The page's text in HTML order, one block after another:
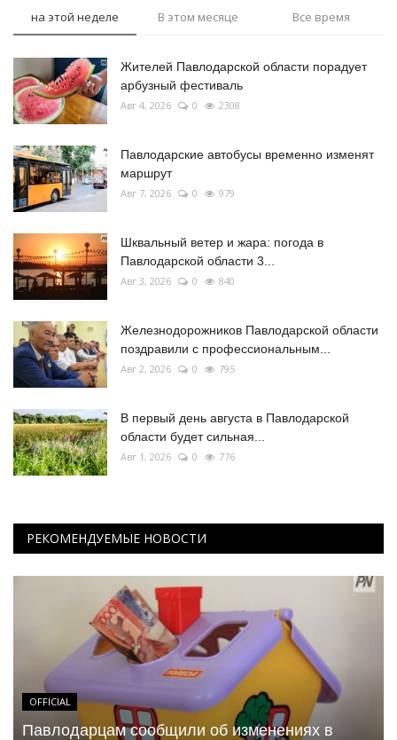
на этой неделе В этом месяце Все время
Жителей Павлодарской области порадует
арбузный фестиваль
Авг 4, 2026 0 2308
Павлодарские автобусы временно изменят
маршрут
Авг 7, 2026 0 979
Шквальный ветер и жара: погода в
Павлодарской области 3...
Авг 3, 2026 0 840
Железнодорожников Павлодарской области
поздравили с профессиональным...
Авг 2, 2026 0 795
В первый день августа в Павлодарской
области будет сильная...
Авг 1, 2026 0 776
РЕКОМЕНДУЕМЫЕ НОВОСТИ
OFFICIAL
Павлодарцам сообщили об изменениях в